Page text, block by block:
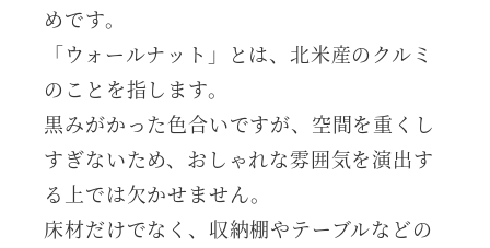
めです。
「ウォールナット」とは、北米産のクルミ
のことを指します。
黒みがかった色合いですが、空間を重くし
すぎないため、おしゃれな雰囲気を演出す
る上では欠かせません。
床材だけでなく、収納棚やテーブルなどの